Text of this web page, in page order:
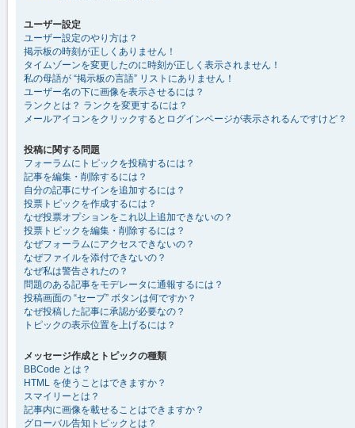
ユーザー設定
ユーザー設定のやり方は？
掲示板の時刻が正しくありません！
タイムゾーンを変更したのに時刻が正しく表示されません！
私の母語が “掲示板の言語” リストにありません！
ユーザー名の下に画像を表示させるには？
ランクとは？ ランクを変更するには？
メールアイコンをクリックするとログインページが表示されるんですけど？
投稿に関する問題
フォーラムにトピックを投稿するには？
記事を編集・削除するには？
自分の記事にサインを追加するには？
投票トピックを作成するには？
なぜ投票オプションをこれ以上追加できないの？
投票トピックを編集・削除するには？
なぜフォーラムにアクセスできないの？
なぜファイルを添付できないの？
なぜ私は警告されたの？
問題のある記事をモデレータに通報するには？
投稿画面の “セーブ” ボタンは何ですか？
なぜ投稿した記事に承認が必要なの？
トピックの表示位置を上げるには？
メッセージ作成とトピックの種類
BBCode とは？
HTML を使うことはできますか？
スマイリーとは？
記事内に画像を載せることはできますか？
グローバル告知トピックとは？